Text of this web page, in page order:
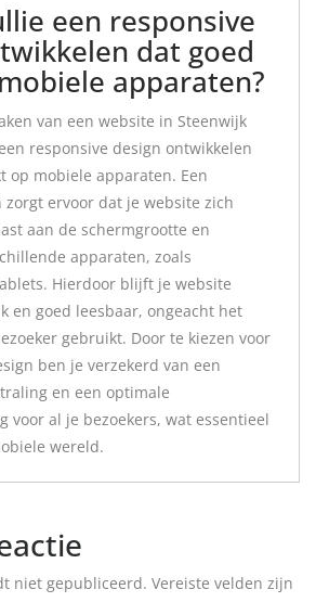
een responsive
dat goed
apparaten?
van een website in Steenwijk
responsive design ontwikkelen
op mobiele apparaten. Een
zorgt ervoor dat je website zich
aan de schermgrootte en
apparaten, zoals
Hierdoor blijft je website
en goed leesbaar, ongeacht het
gebruikt. Door te kiezen voor
ben je verzekerd van een
en een optimale
voor al je bezoekers, wat essentieel
wereld.
niet gepubliceerd. Vereiste velden zijn